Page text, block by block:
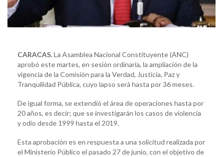
CARACAS.La Asamblea Nacional Constituyente (ANC)
aprobó este martes, en sesión ordinaria, la ampliación de la
vigencia de la Comisión para la Verdad, Justicia, Paz y
Tranquilidad Pública, cuyo lapso será hasta por 36 meses.
De igual forma, se extendió el área de operaciones hasta por
20 años, es decir; que se investigarán los casos de violencia
y odio desde 1999 hasta el 2019.
Esta aprobación es en respuesta a una solicitud realizada por
el Ministerio Público el pasado 27 de junio, con el objetivo de